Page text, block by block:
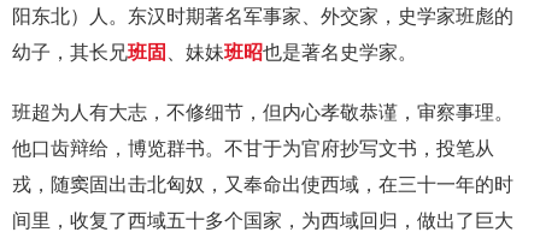
阳东北）人。东汉时期著名军事家、外交家，史学家班彪的
幼子，其长兄班固 、妹妹班昭也是著名史学家。
班超为人有大志，不修细节，但内心孝敬恭谨，审察事理。
他口齿辩给，博览群书。不甘于为官府抄写文书，投笔从
戎，随窦固出击北匈奴，又奉命出使西域，在三十一年的时
间里，收复了西域五十多个国家，为西域回归，做出了巨大